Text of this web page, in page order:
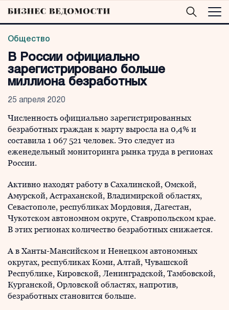
Общество
В России официально
зарегистрировано больше
миллиона безработных
25 апреля 2020
Численность официально зарегистрированных
безработных граждан к марту выросла на 0,4% и
составила 1 067 521 человек. Это следует из
еженедельный мониторинга рынка труда в регионах
России.
Активно находят работу в Сахалинской, Омской,
Амурской, Астраханской, Владимирской областях,
Севастополе, республиках Мордовия, Дагестан,
Чукотском автономном округе, Ставропольском крае.
В этих регионах количество безработных снижается.
А в Ханты-Мансийском и Ненецком автономных
округах, республиках Коми, Алтай, Чувашской
Республике, Кировской, Ленинградской, Тамбовской,
Курганской, Орловской областях, напротив,
безработных становится больше.